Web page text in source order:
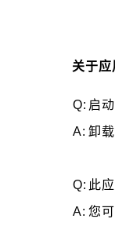
关于应
Q: 启
A: 卸
Q: 此
A: 您